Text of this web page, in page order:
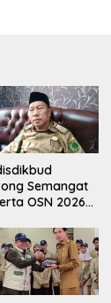
Semangat
OSN 2026